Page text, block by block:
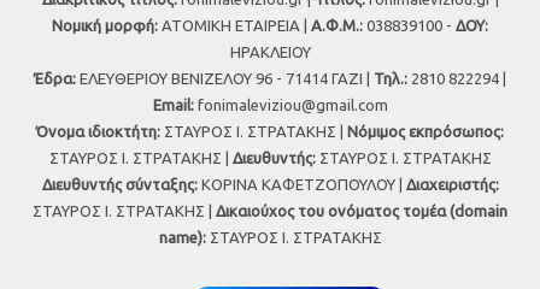
Νομική μορφή: ΑΤΟΜΙΚΗ ΕΤΑΙΡΕΙΑ | Α.Φ.Μ.: 038839100 - ΔΟΥ:
ΗΡΑΚΛΕΙΟΥ
Έδρα: ΕΛΕΥΘΕΡΙΟΥ ΒΕΝΙΖΕΛΟΥ 96 - 71414 ΓΑΖΙ | Τηλ.: 2810 822294 |
Εmail: fonimaleviziou@gmail.com
Όνομα ιδιοκτήτη: ΣΤΑΥΡΟΣ Ι. ΣΤΡΑΤΑΚΗΣ | Νόμιμος εκπρόσωπος:
ΣΤΑΥΡΟΣ Ι. ΣΤΡΑΤΑΚΗΣ | Διευθυντής:ΣΤΑΥΡΟΣ Ι. ΣΤΡΑΤΑΚΗΣ
Διευθυντής σύνταξης:ΚΟΡΙΝΑ ΚΑΦΕΤΖΟΠΟΥΛΟΥ | Διαχειριστής:
ΣΤΑΥΡΟΣ Ι. ΣΤΡΑΤΑΚΗΣ | Δικαιούχος του ονόματος τομέα (domain
name):ΣΤΑΥΡΟΣ Ι. ΣΤΡΑΤΑΚΗΣ